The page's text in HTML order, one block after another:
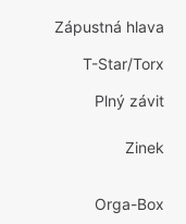
Zápustná hlava
T-Star/Torx
Plný závit
Zinek
Orga-Box